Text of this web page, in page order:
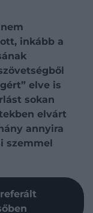
inkább a
elve is
sokan
elvárt
annyira
szemmel